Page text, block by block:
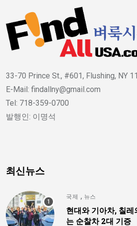
33-70 Prince St., #601, Flushing, NY
E-Mail: findallny@gmail.com
Tel: 718-359-0700
발행인: 이명석
최신뉴스
국제 , 뉴스
현대와 기아차, 칠
는 순찰차 2대 기증